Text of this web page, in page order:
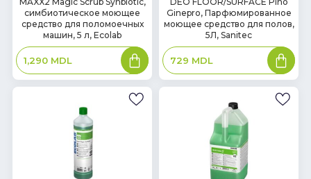
наличии
симбиотическое моющее
средство для поломоечных
машин, 5 л, Ecolab
1,290 MDL
В
корзину
наличии
Ginepro, Парфюмированное
моющее средство для полов,
5Л, Sanitec
729 MDL
В
корзину